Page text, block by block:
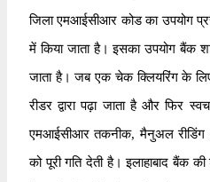
जिला एमआईसीआर कोड का उपयोग
में किया जाता है। इसका उपयोग बैंक
जाता है। जब एक चेक क्लियरिंग के
रीडर द्वारा पढ़ा जाता है और फिर
एमआईसीआर तकनीक, मैनुअल रीडिंग
को पूरी गति देती है। इलाहाबाद बैंक